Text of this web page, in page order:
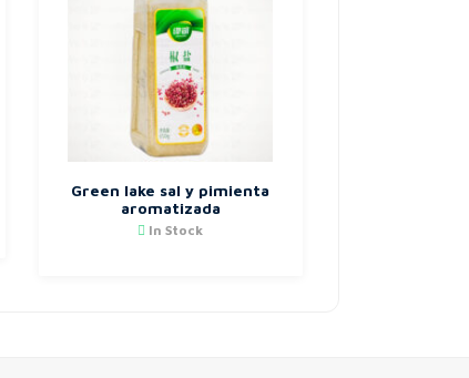
Green lake sal y pimienta
aromatizada
In Stock